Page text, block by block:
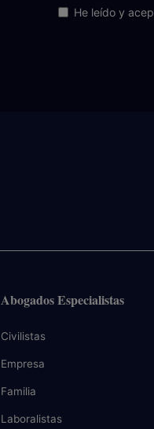
He leído y
Abogados Especialistas
Civilistas
Empresa
Familia
Laboralistas